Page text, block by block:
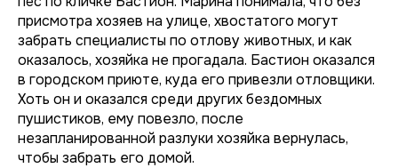
присмотра хозяев на улице, хвостатого могут
забрать специалисты по отлову животных, и как
оказалось, хозяйка не прогадала. Бастион оказался
в городском приюте, куда его привезли отловщики.
Хоть он и оказался среди других бездомных
пушистиков, ему повезло, после
незапланированной разлуки хозяйка вернулась,
чтобы забрать его домой.